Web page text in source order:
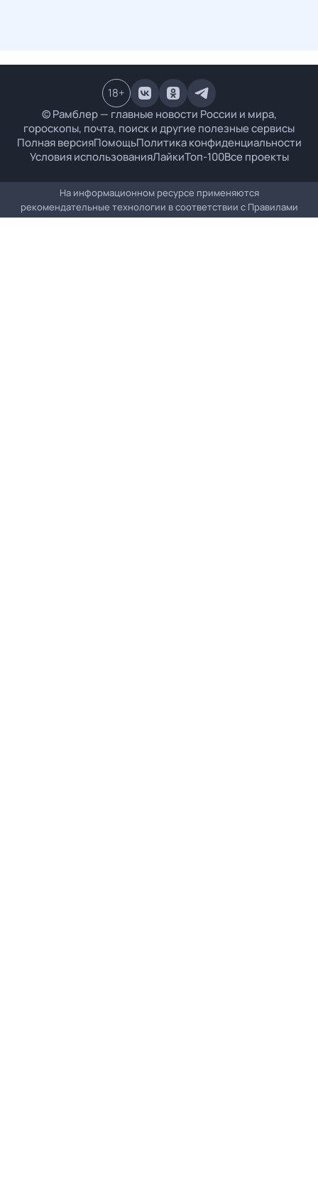
© Рамблер — главные новости России и мира,
гороскопы, почта, поиск и другие полезные сервисы
Полная версияПомощьПолитика конфиденциальности
Условия использованияЛайкиТоп-100Все проекты
18+
На информационном ресурсе применяются
рекомендательные технологии в соответствии с Правилами